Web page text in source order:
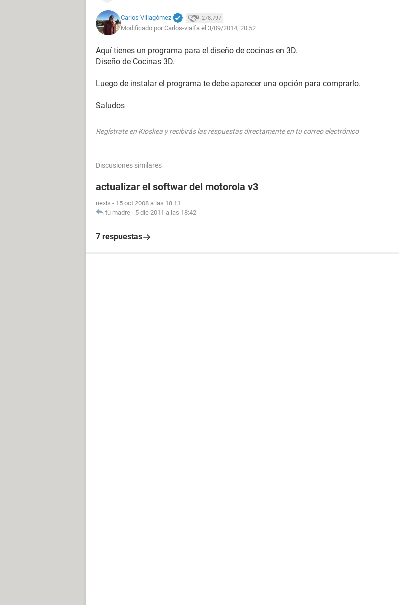
Carlos Villagómez 278.797
Modificado por Carlos-vialfa el 3/09/2014, 20:52
Aquí tienes un programa para el diseño de cocinas en 3D.
Diseño de Cocinas 3D.
Luego de instalar el programa te debe aparecer una opción para comprarlo.
Saludos
Regístrate en Kioskea y recibirás las respuestas directamente en tu correo electrónico
Discusiones similares
actualizar el softwar del motorola v3
nexis - 15 oct 2008 a las 18:11
tu madre - 5 dic 2011 a las 18:42
7 respuestas